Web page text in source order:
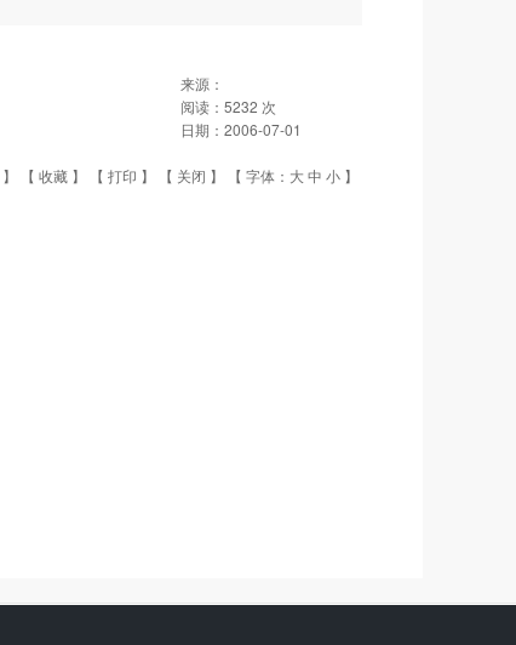
来源：
阅读： 5232 次
日期： 2006-07-01
】 【 收藏 】 【 打印 】 【 关闭 】 【 字体： 大中 小 】